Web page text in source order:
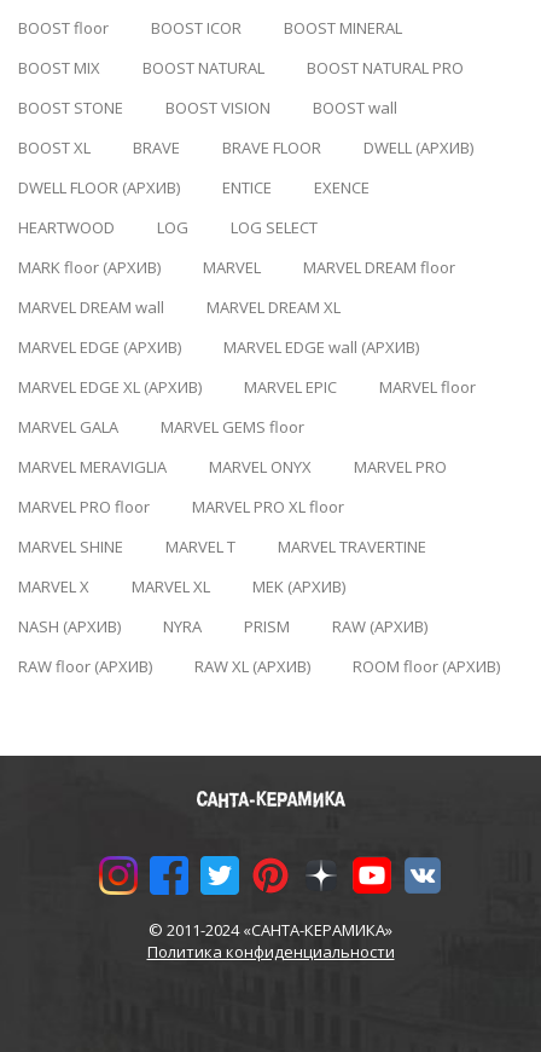
BOOST floor
BOOST ICOR
BOOST MINERAL
BOOST MIX
BOOST NATURAL
BOOST NATURAL PRO
BOOST STONE
BOOST VISION
BOOST wall
BOOST XL
BRAVE BRAVE FLOOR
DWELL (АРХИВ)
DWELL FLOOR (АРХИВ)
ENTICE
EXENCE
HEARTWOOD
LOG
LOG SELECT
MARK floor (АРХИВ)
MARVEL
MARVEL DREAM floor
MARVEL DREAM wall
MARVEL DREAM XL
MARVEL EDGE (АРХИВ)
MARVEL EDGE wall (АРХИВ)
MARVEL EDGE XL (АРХИВ)
MARVEL EPIC
MARVEL floor
MARVEL GALA
MARVEL GEMS floor
MARVEL MERAVIGLIA
MARVEL ONYX
MARVEL PRO
MARVEL PRO floor
MARVEL PRO XL floor
MARVEL SHINE
MARVEL T
MARVEL TRAVERTINE
MARVEL X
MARVEL XL
MEK (АРХИВ)
NASH (АРХИВ)
NYRA PRISM
RAW (АРХИВ)
RAW floor (АРХИВ)
RAW XL (АРХИВ) ROOM floor (АРХИВ)
© 2011-2024 «САНТА-КЕРАМИКА»
Политика конфиденциальности